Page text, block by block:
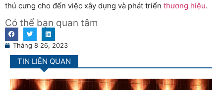
thú cưng cho đến việc xây dựng và phát triển thương hiệu.
Có thể bạn quan tâm
Tháng 8 26, 2023
TIN LIÊN QUAN